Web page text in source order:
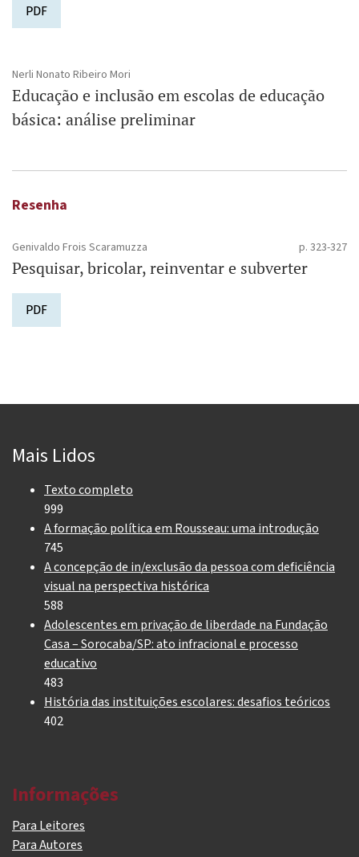
PDF
Nerli Nonato Ribeiro Mori
Educação e inclusão em escolas de educação
básica: análise preliminar
Resenha
Genivaldo Frois Scaramuzza p. 323-327
Pesquisar, bricolar, reinventar e subverter
PDF
Mais Lidos
Texto completo
999
A formação política em Rousseau: uma introdução
745
A concepção de in/exclusão da pessoa com deficiência
visual na perspectiva histórica
588
Adolescentes em privação de liberdade na Fundação
Casa – Sorocaba/SP: ato infracional e processo
educativo
483
História das instituições escolares: desafios teóricos
402
Informações
Para Leitores
Para Autores